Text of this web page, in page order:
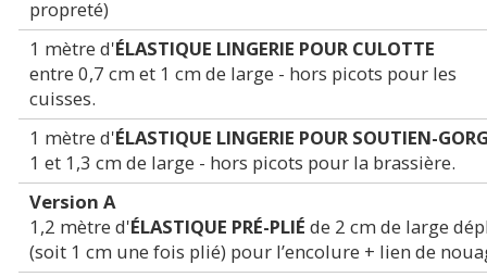
propreté)
1 mètre d'ÉLASTIQUE LINGERIE POUR CULOTTE
entre 0,7 cm et 1 cm de large - hors picots pour les
cuisses.
1 mètre d'ÉLASTIQUE LINGERIE POUR SOUTIEN-
1 et 1,3 cm de large - hors picots pour la brassière.
Version A
1,2 mètre d'ÉLASTIQUE PRÉ-PLIÉ de 2 cm de large
(soit 1 cm une fois plié) pour l’encolure + lien de